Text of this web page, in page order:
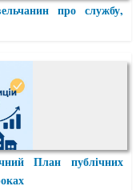
про службу,
План публічних